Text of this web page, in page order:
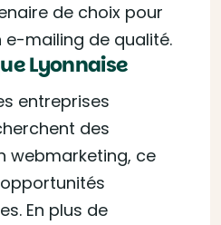
de choix pour
mailing de qualité.
Lyonnaise
entreprises
des
webmarketing, ce
En plus de